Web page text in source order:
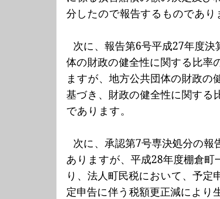
分したので報告するものであり
次に、報告第6号平成27年度決
体の財政の健全性に関する比率
ますが、地方公共団体の財政の
基づき、財政の健全性に関する
であります。
次に、承認第7号専決処分の報
ありますが、平成28年度棚倉町
り、法人町民税において、予定
定申告に伴う税額更正減により